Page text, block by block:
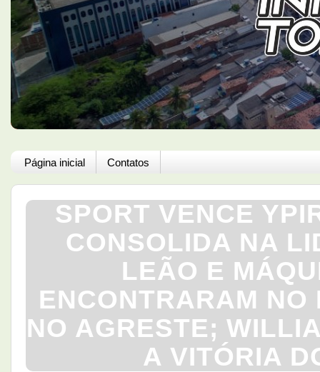
Página inicial Contatos
SPORT VENCE
CONSOLIDA NA
LEÃO E
ENCONTRARAM
NO AGRESTE;
A VITÓRIA